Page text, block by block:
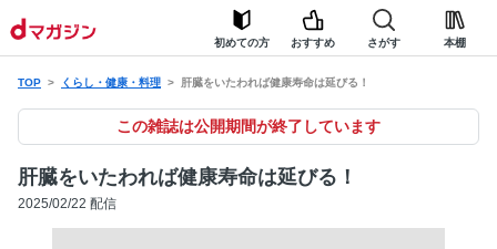
初めての方 おすすめ さがす 本棚
TOP くらし・健康・料理 肝臓をいたわれば健康寿命は延びる！
この雑誌は公開期間が終了しています
肝臓をいたわれば健康寿命は延びる！
2025/02/22 配信